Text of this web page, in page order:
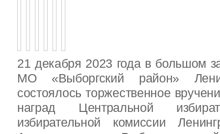
21 декабря 2023 года в большом
МО «Выборгский район»
состоялось торжественное
наград Центральной
избирательной комиссии